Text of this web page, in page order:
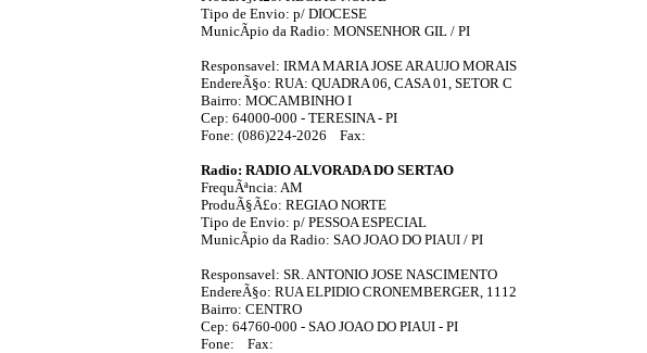
Tipo de Envio: p/ DIOCESE
MunicÃ­pio da Radio: MONSENHOR GIL / PI
Responsavel: IRMA MARIA JOSE ARAUJO MORAIS
EndereÃ§o: RUA: QUADRA 06, CASA 01, SETOR C
Bairro: MOCAMBINHO I
Cep: 64000-000 - TERESINA - PI
Fone: (086)224-2026 Fax:
Radio: RADIO ALVORADA DO SERTAO
FrequÃªncia: AM
ProduÃ§Ã£o: REGIAO NORTE
Tipo de Envio: p/ PESSOA ESPECIAL
MunicÃ­pio da Radio: SAO JOAO DO PIAUI / PI
Responsavel: SR. ANTONIO JOSE NASCIMENTO
EndereÃ§o: RUA ELPIDIO CRONEMBERGER, 1112
Bairro: CENTRO
Cep: 64760-000 - SAO JOAO DO PIAUI - PI
Fone: Fax: